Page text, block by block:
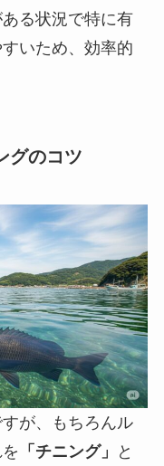
る状況で特に有
いため、効率的
グのコツ
が、もちろんル
「チニング」 と